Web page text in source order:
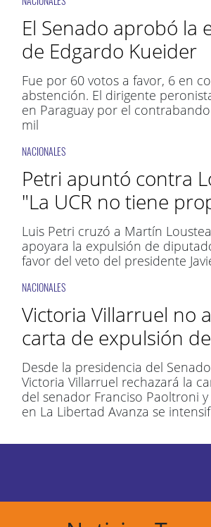
El Senado aprobó la
de Edgardo Kueider
Fue por 60 votos a favor, 6 en
abstención. El dirigente
en Paraguay por el
mil
NACIONALES
Petri apuntó contra
"La UCR no tiene
Luis Petri cruzó a Martín
apoyara la expulsión de
favor del veto del presidente
NACIONALES
Victoria Villarruel no
carta de expulsión
Desde la presidencia del
Victoria Villarruel rechazará la
del senador Franciso Paoltroni
en La Libertad Avanza se